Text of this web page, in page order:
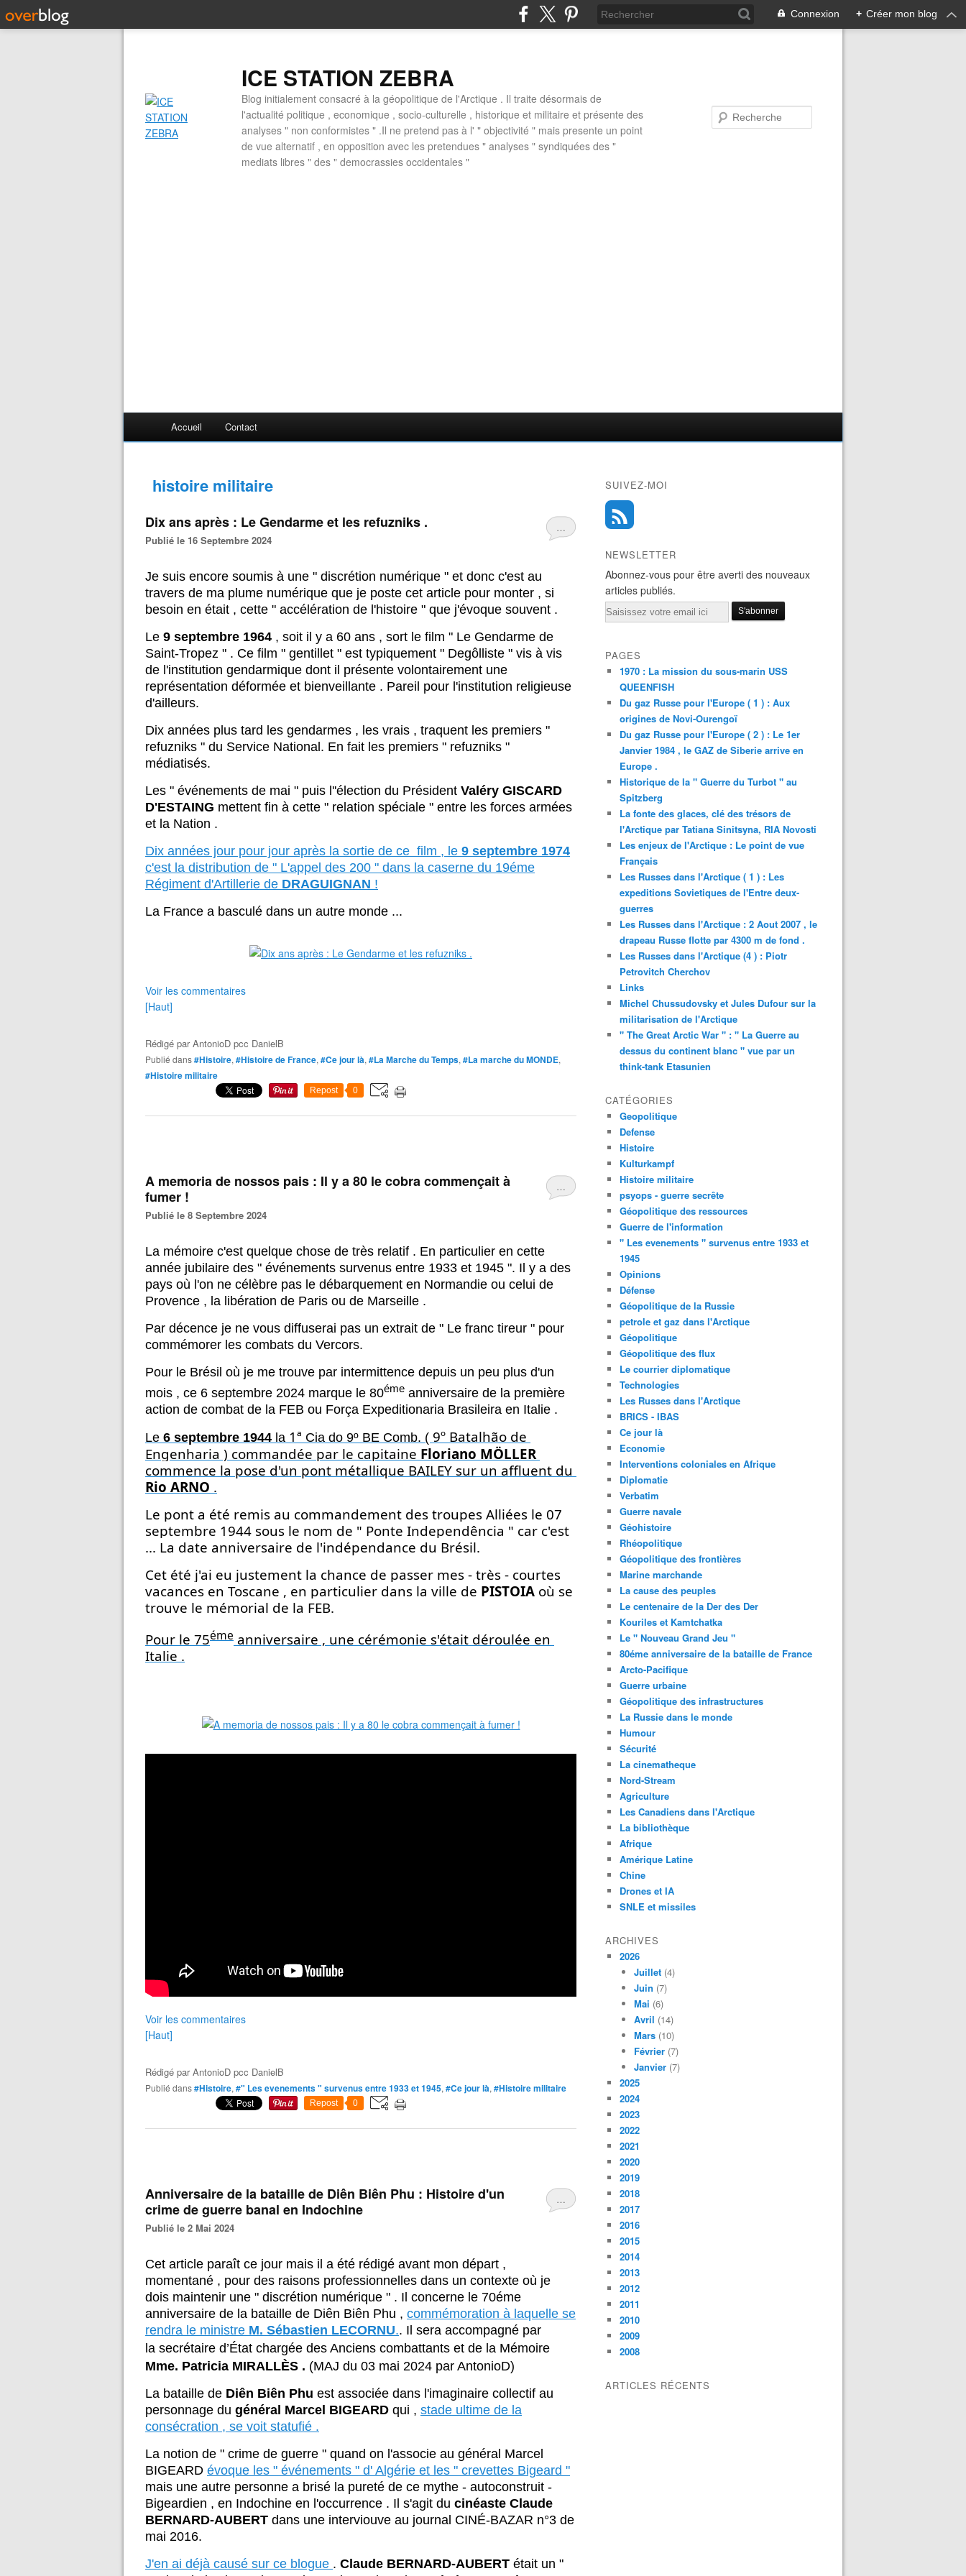
Connexion + Créer mon blog
ICE STATION ZEBRA
Blog initialement consacré à la géopolitique de l'Arctique . Il traite désormais de
l'actualité politique , economique , socio-culturelle , historique et militaire et présente des
analyses " non conformistes " .Il ne pretend pas à l' " objectivité " mais presente un point
de vue alternatif , en opposition avec les pretendues " analyses " syndiquées des "
mediats libres " des " democrassies occidentales "
Accueil Contact
histoire militaire
…
Dix ans après : Le Gendarme et les refuzniks .
Publié le 16 Septembre 2024
Je suis encore soumis à une " discrétion numérique " et donc c'est au
travers de ma plume numérique que je poste cet article pour monter , si
besoin en était , cette " accélération de l'histoire " que j'évoque souvent .
Le 9 septembre 1964 , soit il y a 60 ans , sort le film " Le Gendarme de
Saint-Tropez " . Ce film " gentillet " est typiquement " Degôlliste " vis à vis
de l'institution gendarmique dont il présente volontairement une
représentation déformée et bienveillante . Pareil pour l'institution religieuse
d'ailleurs.
Dix années plus tard les gendarmes , les vrais , traquent les premiers "
refuzniks " du Service National. En fait les premiers " refuzniks "
médiatisés.
Les " événements de mai " puis l''élection du Président Valéry GISCARD
D'ESTAING mettent fin à cette " relation spéciale " entre les forces armées
et la Nation .
Dix années jour pour jour après la sortie de ce film , le 9 septembre 1974
c'est la distribution de " L'appel des 200 " dans la caserne du 19éme
Régiment d'Artillerie de DRAGUIGNAN !
La France a basculé dans un autre monde ...
Voir les commentaires
[Haut]
Rédigé parAntonioD pcc DanielB
Publié dans#Histoire, #Histoire de France, #Ce jour là, #La Marche du Temps, #La marche du MONDE,
#Histoire militaire
Repost 0
…
A memoria de nossos pais : Il y a 80 le cobra commençait à
fumer !
Publié le 8 Septembre 2024
La mémoire c'est quelque chose de très relatif . En particulier en cette
année jubilaire des " événements survenus entre 1933 et 1945 ". Il y a des
pays où l'on ne célèbre pas le débarquement en Normandie ou celui de
Provence , la libération de Paris ou de Marseille .
Par décence je ne vous diffuserai pas un extrait de " Le franc tireur " pour
commémorer les combats du Vercors.
Pour le Brésil où je me trouve par intermittence depuis un peu plus d'un
mois , ce 6 septembre 2024 marque le 80éme anniversaire de la première
action de combat de la FEB ou Força Expeditionaria Brasileira en Italie .
Le 6 septembre 1944 la 1ª Cia do 9º BE Comb. ( 9º Batalhão de
Engenharia ) commandée par le capitaine Floriano MÖLLER
Rio ARNO .
Le pont a été remis au commandement des troupes Alliées le 07
septembre 1944 sous le nom de " Ponte Independência " car c'est
... La date anniversaire de l'indépendance du Brésil.
Cet été j'ai eu justement la chance de passer mes - très - courtes
vacances en Toscane , en particulier dans la ville de PISTOIA où se
trouve le mémorial de la FEB.
Pour le 75éme anniversaire , une cérémonie s'était déroulée en
Italie .
Voir les commentaires
[Haut]
Rédigé parAntonioD pcc DanielB
Publié dans#Histoire, #" Les evenements " survenus entre 1933 et 1945, #Ce jour là, #Histoire militaire
Repost 0
…
Anniversaire de la bataille de Diên Biên Phu : Histoire d'un
crime de guerre banal en Indochine
Publié le 2 Mai 2024
Cet article paraît ce jour mais il a été rédigé avant mon départ ,
momentané , pour des raisons professionnelles dans un contexte où je
dois maintenir une " discrétion numérique " . Il concerne le 70éme
anniversaire de la bataille de Diên Biên Phu , commémoration à laquelle se
rendra le ministre M. Sébastien LECORNU.. Il sera accompagné par
la secrétaire d’État chargée des Anciens combattants et de la Mémoire
Mme. Patricia MIRALLÈS . (MAJ du 03 mai 2024 par AntonioD)
La bataille de Diên Biên Phu est associée dans l'imaginaire collectif au
personnage du général Marcel BIGEARD qui , stade ultime de la
consécration , se voit statufié .
La notion de " crime de guerre " quand on l'associe au général Marcel
BIGEARD évoque les " événements " d' Algérie et les " crevettes Bigeard "
mais une autre personne a brisé la pureté de ce mythe - autoconstruit -
Bigeardien , en Indochine en l'occurrence . Il s'agit du cinéaste Claude
BERNARD-AUBERT dans une interviouve au journal CINÉ-BAZAR n°3 de
mai 2016.
J'en ai déjà causé sur ce blogue . Claude BERNARD-AUBERT était un "
SUIVEZ-MOI
NEWSLETTER
Abonnez-vous pour être averti des nouveaux
articles publiés.
Email
PAGES
1970 : La mission du sous-marin USS
QUEENFISH
Du gaz Russe pour l'Europe ( 1 ) : Aux
origines de Novi-Ourengoï
Du gaz Russe pour l'Europe ( 2 ) : Le 1er
Janvier 1984 , le GAZ de Siberie arrive en
Europe .
Historique de la " Guerre du Turbot " au
Spitzberg
La fonte des glaces, clé des trésors de
l'Arctique par Tatiana Sinitsyna, RIA Novosti
Les enjeux de l'Arctique : Le point de vue
Français
Les Russes dans l'Arctique ( 1 ) : Les
expeditions Sovietiques de l'Entre deux-
guerres
Les Russes dans l'Arctique : 2 Aout 2007 , le
drapeau Russe flotte par 4300 m de fond .
Les Russes dans l'Arctique (4 ) : Piotr
Petrovitch Cherchov
Links
Michel Chussudovsky et Jules Dufour sur la
militarisation de l'Arctique
" The Great Arctic War " : " La Guerre au
dessus du continent blanc " vue par un
think-tank Etasunien
CATÉGORIES
Geopolitique
Defense
Histoire
Kulturkampf
Histoire militaire
psyops - guerre secrête
Géopolitique des ressources
Guerre de l'information
" Les evenements " survenus entre 1933 et
1945
Opinions
Défense
Géopolitique de la Russie
petrole et gaz dans l'Arctique
Géopolitique
Géopolitique des flux
Le courrier diplomatique
Technologies
Les Russes dans l'Arctique
BRICS - IBAS
Ce jour là
Economie
Interventions coloniales en Afrique
Diplomatie
Verbatim
Guerre navale
Géohistoire
Rhéopolitique
Géopolitique des frontières
Marine marchande
La cause des peuples
Le centenaire de la Der des Der
Kouriles et Kamtchatka
Le " Nouveau Grand Jeu "
80éme anniversaire de la bataille de France
Arcto-Pacifique
Guerre urbaine
Géopolitique des infrastructures
La Russie dans le monde
Humour
Sécurité
La cinematheque
Nord-Stream
Agriculture
Les Canadiens dans l'Arctique
La bibliothèque
Afrique
Amérique Latine
Chine
Drones et IA
SNLE et missiles
ARCHIVES
2026
Juillet (4)
Juin (7)
Mai (6)
Avril (14)
Mars (10)
Février (7)
Janvier (7)
2025
2024
2023
2022
2021
2020
2019
2018
2017
2016
2015
2014
2013
2012
2011
2010
2009
2008
ARTICLES RÉCENTS